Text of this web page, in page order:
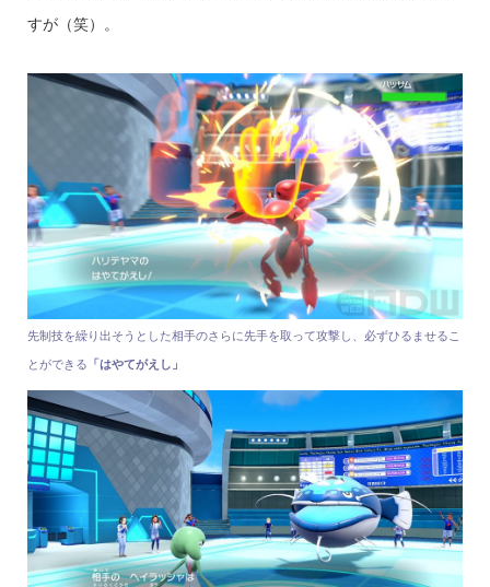
すが（笑）。
先制技を繰り出そうとした相手のさらに先手を取って攻撃し、必ずひるませるこ
とができる 「はやてがえし」